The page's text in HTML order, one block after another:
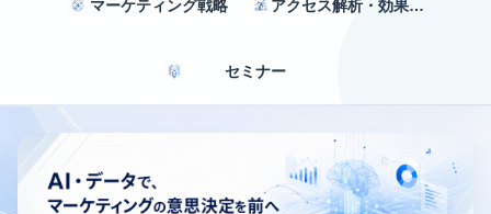
マーケティング戦略 アクセス解析・効果測定
セミナー